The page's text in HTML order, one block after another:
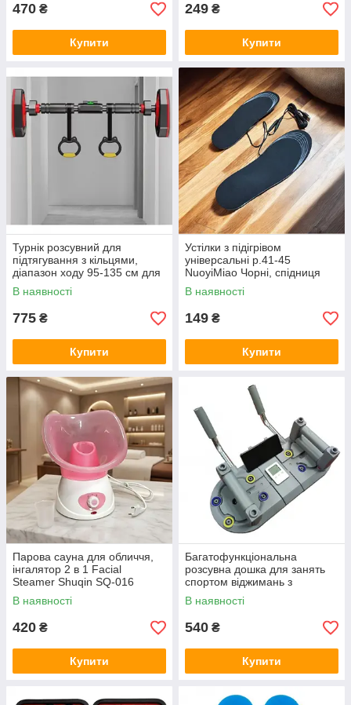
470 ₴
Купити
249 ₴
Купити
Турнік розсувний для
підтягування з кільцями,
діапазон ходу 95-135 см для
дому
В наявності
775 ₴
Купити
Устілки з підігрівом
універсальні р.41-45
NuoyiMiao Чорні, спідниця
термоустілки для взуття
В наявності
149 ₴
Купити
Парова сауна для обличчя,
інгалятор 2 в 1 Facial
Steamer Shuqin SQ-016
Рожевий
В наявності
420 ₴
Купити
Багатофункціональна
розсувна дошка для занять
спортом віджимань з
таймером для тренувань JT-
999-1
В наявності
540 ₴
Купити